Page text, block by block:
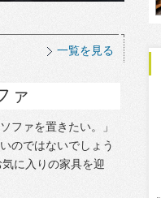
一覧を見る
ァ
ファを置きたい。」
のではないでしょう
に入りの家具を迎